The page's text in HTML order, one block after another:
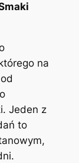
na
Jeden z
to